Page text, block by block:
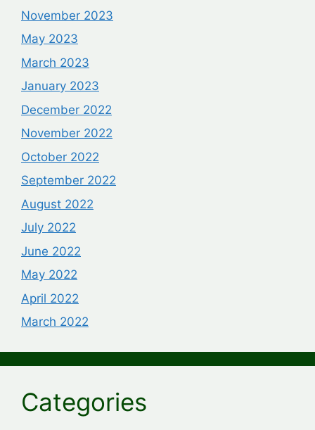
November 2023
May 2023
March 2023
January 2023
December 2022
November 2022
October 2022
September 2022
August 2022
July 2022
June 2022
May 2022
April 2022
March 2022
Categories